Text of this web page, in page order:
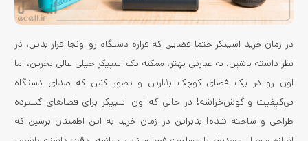
در زمان خرید اسپیکر حتما فضایی که قراره دستگاه رو اونجا قرار بدین، در
نظر داشته باشین. به عبارتی بهتر، ممکنه یک اسپیکر خیلی عالی بخرین، اما
اون رو در یک فضای کوچک بذارین و تصور کنین که صدای دستگاه
بی‌کیفیت و گوش‌خراشه! در حالی که اون اسپیکر برای فضاهای گسترده
طراحی و ساخته شده! بنابراین در زمان خرید به این اطمینان برسین که